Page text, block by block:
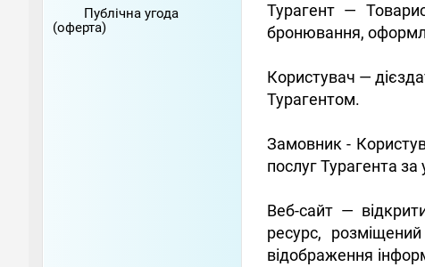
Публічна угода
(оферта)
Турагент —
бронювання,
Користувач —
Турагентом.
Замовник -
послуг Турагента
Веб-сайт —
ресурс,
відображення